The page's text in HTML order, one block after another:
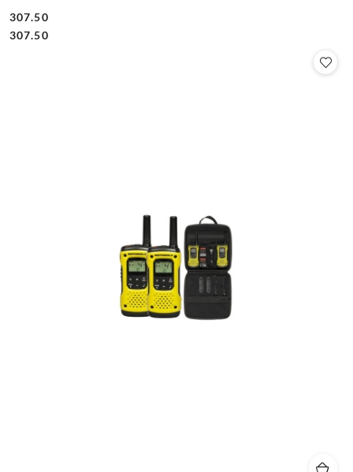
Cena:
307.50
Cena:
307.50